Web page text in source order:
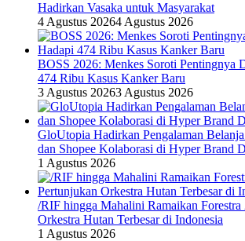
Hadirkan Vasaka untuk Masyarakat
4 Agustus 20264 Agustus 2026
BOSS 2026: Menkes Soroti Pentingnya
474 Ribu Kasus Kanker Baru
3 Agustus 20263 Agustus 2026
GloUtopia Hadirkan Pengalaman
dan Shopee Kolaborasi di Hyper Brand
1 Agustus 2026
/RIF hingga Mahalini Ramaikan Forestra
Orkestra Hutan Terbesar di Indonesia
1 Agustus 2026